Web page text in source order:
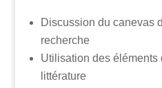
Discussion du canevas
recherche
Utilisation des éléments
littérature